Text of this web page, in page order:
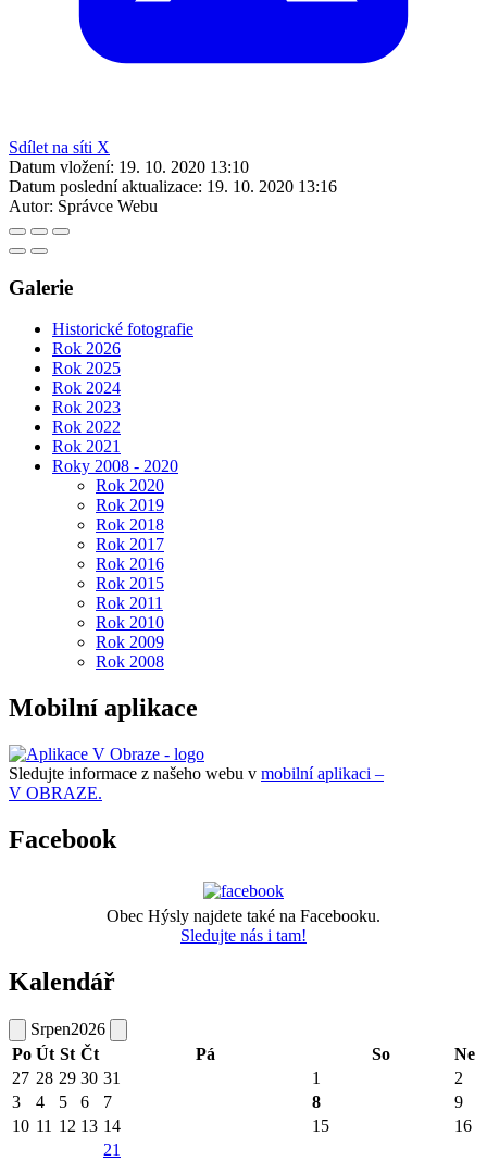
Sdílet na síti X
Datum vložení: 19. 10. 2020 13:10
Datum poslední aktualizace: 19. 10. 2020 13:16
Autor: Správce Webu
Galerie
Historické fotografie
Rok 2026
Rok 2025
Rok 2024
Rok 2023
Rok 2022
Rok 2021
Roky 2008 - 2020
Rok 2020
Rok 2019
Rok 2018
Rok 2017
Rok 2016
Rok 2015
Rok 2011
Rok 2010
Rok 2009
Rok 2008
Mobilní aplikace
Sledujte informace z našeho webu v mobilní aplikaci –
V OBRAZE.
Facebook
Obec Hýsly najdete také na Facebooku.
Sledujte nás i tam!
Kalendář
Srpen2026
Po Út St Čt Pá So
Ne
27 28 29 30 31 1
2
3
4 5 6 7 8
9
10 11 12 13 14 15 16
21